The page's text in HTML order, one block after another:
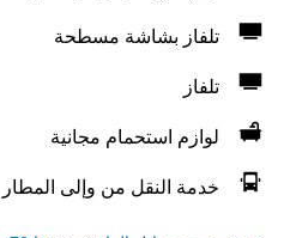
تلفاز بشاشة مسطحة
تلفاز
لوازم استحمام مجانية
خدمة النقل من وإلى المطار